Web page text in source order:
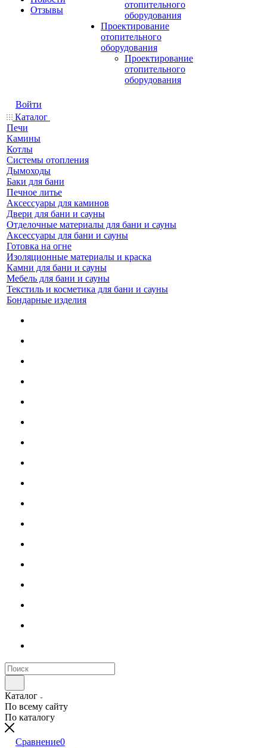
Отзывы
отопительного
оборудования
Проектирование
отопительного
оборудования
Проектирование
отопительного
оборудования
Войти
Каталог
Печи
Камины
Котлы
Системы отопления
Дымоходы
Баки для бани
Печное литье
Аксессуары для каминов
Двери для бани и сауны
Отделочные материалы для бани и сауны
Аксессуары для бани и сауны
Готовка на огне
Изоляционные материалы и краска
Камни для бани и сауны
Мебель для бани и сауны
Текстиль и косметика для бани и сауны
Бондарные изделия
Каталог
По всему сайту
По каталогу
Сравнение0